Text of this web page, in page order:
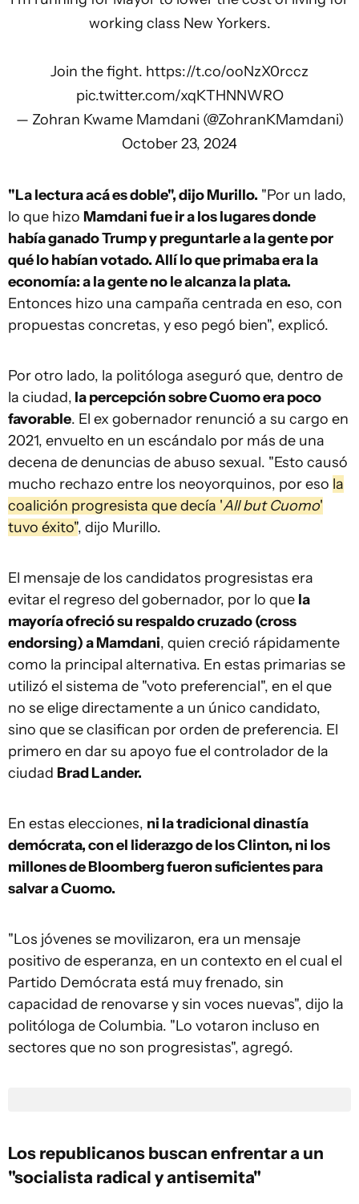
working class New Yorkers.
Join the fight. https://t.co/ooNzX0rccz
pic.twitter.com/xqKTHNNWRO
— Zohran Kwame Mamdani (@ZohranKMamdani)
October 23, 2024
"La lectura acá es doble", dijo Murillo. "Por un lado,
lo que hizo Mamdani fue ir a los lugares donde
había ganado Trump y preguntarle a la gente por
qué lo habían votado. Allí lo que primaba era la
economía: a la gente no le alcanza la plata.
Entonces hizo una campaña centrada en eso, con
propuestas concretas, y eso pegó bien", explicó.
Por otro lado, la politóloga aseguró que, dentro de
la ciudad, la percepción sobre Cuomo era poco
favorable. El ex gobernador renunció a su cargo en
2021, envuelto en un escándalo por más de una
decena de denuncias de abuso sexual. "Esto causó
mucho rechazo entre los neoyorquinos, por eso la
coalición progresista que decía 'All but Cuomo'
tuvo éxito", dijo Murillo.
El mensaje de los candidatos progresistas era
evitar el regreso del gobernador, por lo que la
mayoría ofreció su respaldo cruzado (cross
endorsing) a Mamdani, quien creció rápidamente
como la principal alternativa. En estas primarias se
utilizó el sistema de "voto preferencial", en el que
no se elige directamente a un único candidato,
sino que se clasifican por orden de preferencia. El
primero en dar su apoyo fue el controlador de la
ciudad Brad Lander.
En estas elecciones, ni la tradicional dinastía
demócrata, con el liderazgo de los Clinton, ni los
millones de Bloomberg fueron suficientes para
salvar a Cuomo.
"Los jóvenes se movilizaron, era un mensaje
positivo de esperanza, en un contexto en el cual el
Partido Demócrata está muy frenado, sin
capacidad de renovarse y sin voces nuevas", dijo la
politóloga de Columbia. "Lo votaron incluso en
sectores que no son progresistas", agregó.
Los republicanos buscan enfrentar a un
"socialista radical y antisemita"